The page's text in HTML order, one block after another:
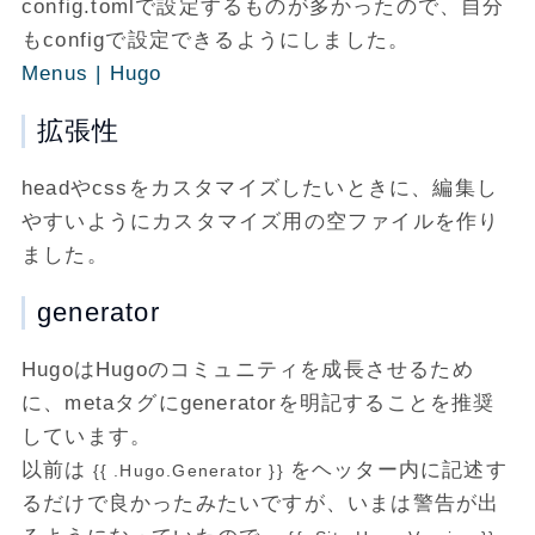
config.tomlで設定するものが多かったので、自分
もconfigで設定できるようにしました。
Menus | Hugo
拡張性
headやcssをカスタマイズしたいときに、編集し
やすいようにカスタマイズ用の空ファイルを作り
ました。
generator
HugoはHugoのコミュニティを成長させるため
に、metaタグにgeneratorを明記することを推奨
しています。
以前は {{ .Hugo.Generator }} をヘッター内に記述す
るだけで良かったみたいですが、いまは警告が出